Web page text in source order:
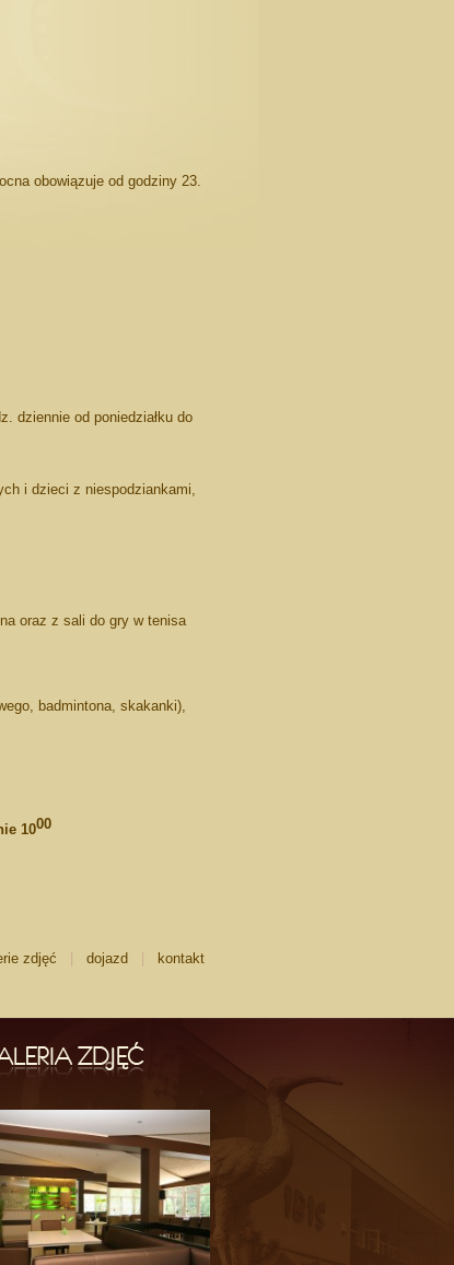
obowiązuje od godziny 23.
dziennie od poniedziałku do
i dzieci z niespodziankami,
oraz z sali do gry w tenisa
badmintona, skakanki),
1000
zdjęć dojazd kontakt